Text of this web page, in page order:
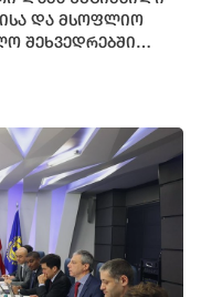
და მსოფლიო
შეხვედრებში